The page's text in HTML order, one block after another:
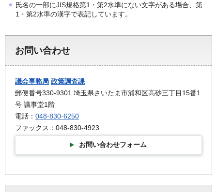
氏名の一部にJIS規格第1・第2水準にない文字がある場合、第
1・第2水準の漢字で表記しています。
お問い合わせ
議会事務局 政策調査課
郵便番号330-9301 埼玉県さいたま市浦和区高砂三丁目15番1
号 議事堂1階
電話： 048-830-6250
ファックス：048-830-4923
お問い合わせフォーム